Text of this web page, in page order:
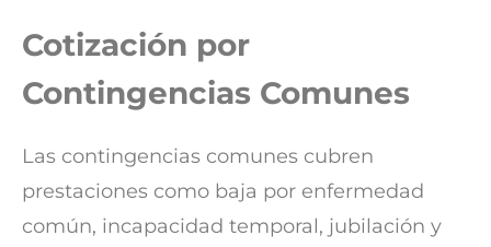
Cotización por
Contingencias Comunes
Las contingencias comunes cubren
prestaciones como baja por enfermedad
común, incapacidad temporal, jubilación y